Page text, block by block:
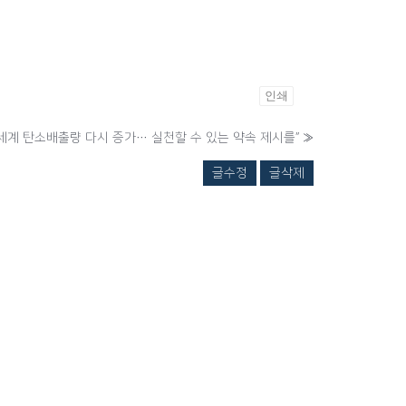
인쇄
계 탄소배출량 다시 증가… 실천할 수 있는 약속 제시를” »
글수정 글삭제